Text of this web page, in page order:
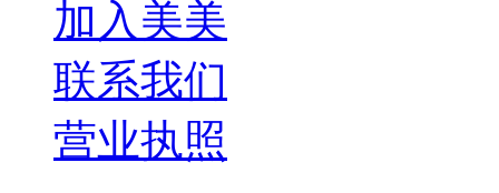
加入美美
联系我们
营业执照